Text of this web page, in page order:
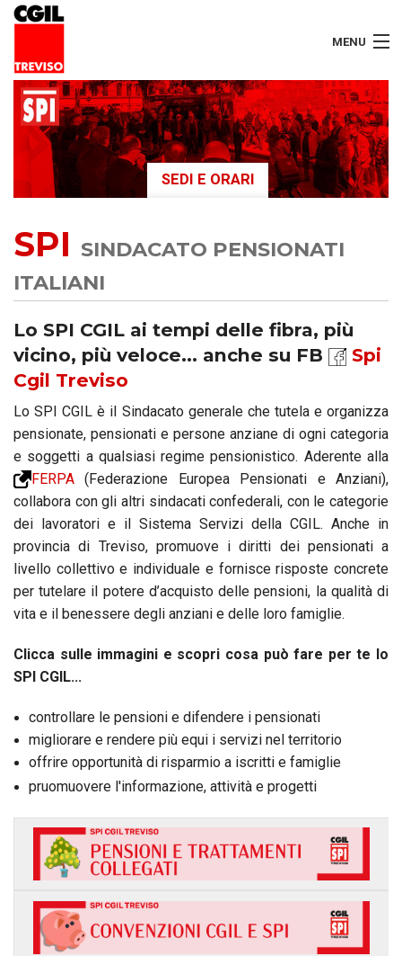
MENU
LAVORATORI
PENSIONATI
SERVIZI
SEGRETERIA
SEDI
SEDI E ORARI
SPI SINDACATO PENSIONATI
ITALIANI
Lo SPI CGIL ai tempi delle fibra, più
vicino, più veloce... anche su FB
Spi
Cgil Treviso
Lo SPI CGIL è il Sindacato generale che tutela e organizza
pensionate, pensionati e persone anziane di ogni categoria
e soggetti a qualsiasi regime pensionistico. Aderente alla
FERPA (Federazione Europea Pensionati e Anziani),
collabora con gli altri sindacati confederali, con le categorie
dei lavoratori e il Sistema Servizi della CGIL. Anche in
provincia di Treviso, promuove i diritti dei pensionati a
livello collettivo e individuale e fornisce risposte concrete
per tutelare il potere d’acquisto delle pensioni, la qualità di
vita e il benessere degli anziani e delle loro famiglie.
Clicca sulle immagini e scopri cosa può fare per te lo
SPI CGIL...
controllare le pensioni e difendere i pensionati
migliorare e rendere più equi i servizi nel territorio
offrire opportunità di risparmio a iscritti e famiglie
pruomuovere l'informazione, attività e progetti